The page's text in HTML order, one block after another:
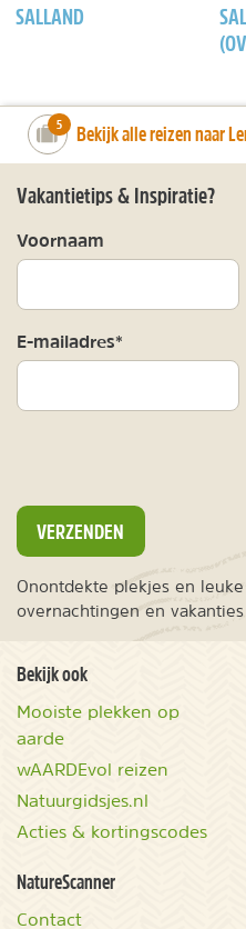
SALLAND
number_of_trips:
5 Bekijk alle reizen naar
Vakantietips & Inspiratie?
Voornaam
E-mailadres*
VERZENDEN
Onontdekte plekjes en
overnachtingen en
Bekijk ook
Mooiste plekken op
aarde
wAARDEvol reizen
Natuurgidsjes.nl
Acties & kortingscodes
NatureScanner
Contact